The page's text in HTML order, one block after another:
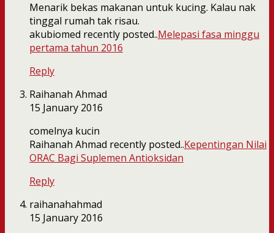
Menarik bekas makanan untuk kucing. Kalau nak
tinggal rumah tak risau.
akubiomed recently posted..Melepasi fasa minggu
pertama tahun 2016
Reply
Raihanah Ahmad
15 January 2016
comelnya kucin
Raihanah Ahmad recently posted..Kepentingan Nilai
ORAC Bagi Suplemen Antioksidan
Reply
raihanahahmad
15 January 2016